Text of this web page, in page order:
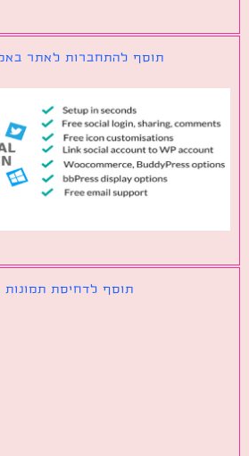
תוסף להתחברות לאתר באמצעות
תוסף לדחיסת תמונות